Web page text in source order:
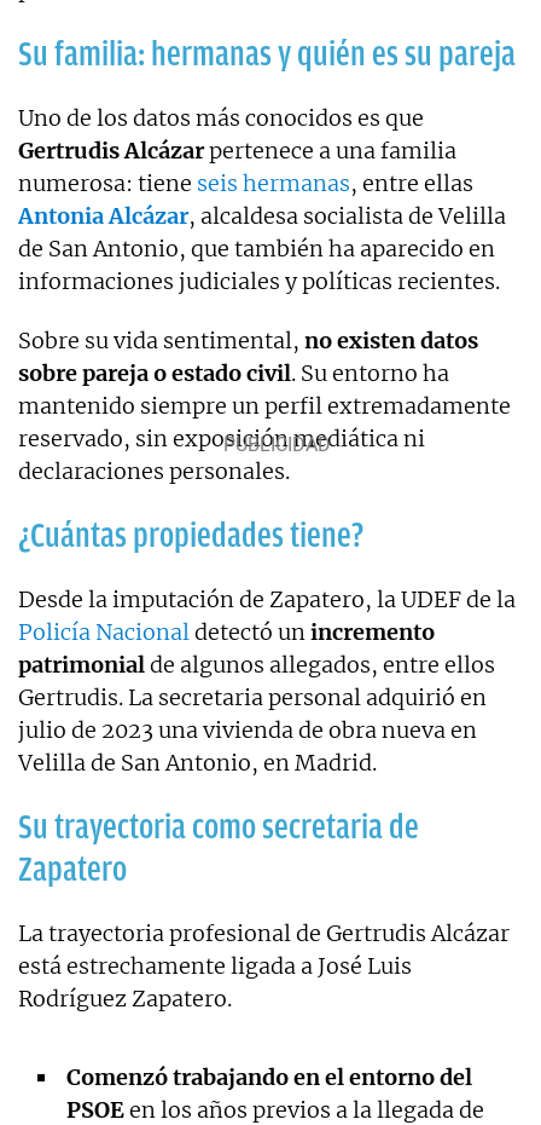
Su familia: hermanas y quién es su pareja
Uno de los datos más conocidos es que
Gertrudis Alcázarpertenece a una familia
numerosa: tiene seis hermanas, entre ellas
Antonia Alcázar, alcaldesa socialista de Velilla
de San Antonio, que también ha aparecido en
informaciones judiciales y políticas recientes.
Sobre su vida sentimental, no existen datos
sobre pareja o estado civil. Su entorno ha
mantenido siempre un perfil extremadamente
reservado, sin exposición mediática ni
declaraciones personales.
¿Cuántas propiedades tiene?
Desde la imputación de Zapatero, la UDEF de la
Policía Nacionaldetectó unincremento
patrimonialde algunos allegados, entre ellos
Gertrudis. La secretaria personal adquirió en
julio de 2023 una vivienda de obra nueva en
Velilla de San Antonio, en Madrid.
Su trayectoria como secretaria de
Zapatero
La trayectoria profesional de Gertrudis Alcázar
está estrechamente ligada a José Luis
Rodríguez Zapatero.
Comenzó trabajando en el entorno del
PSOEen los años previos a la llegada de